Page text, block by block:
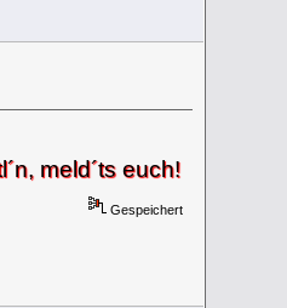
euch! Leutl´n,
Gespeichert